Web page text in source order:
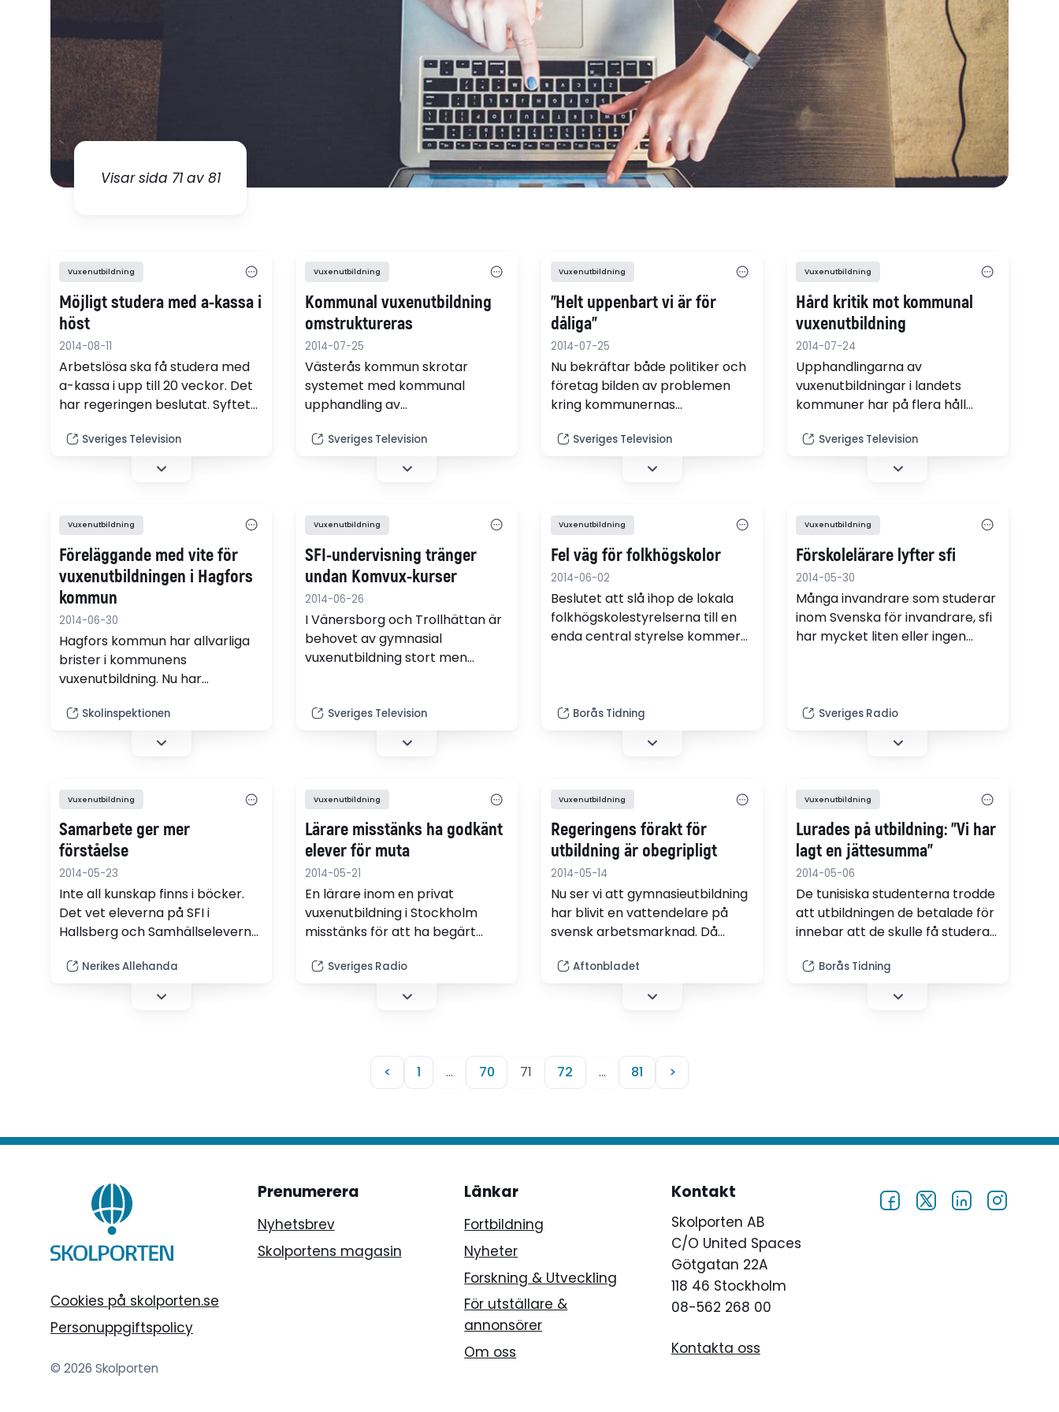
Visar sida 71 av 81
Vuxenutbildning
Möjligt studera med a-kassa i
höst
2014-08-11
Arbetslösa ska få studera med
a-kassa i upp till 20 veckor. Det
har regeringen beslutat. Syftet
mellan jobb och få fler i arbete.
Sveriges Television
Vuxenutbildning
Kommunal vuxenutbildning
omstruktureras
2014-07-25
Västerås kommun skrotar
systemet med kommunal
upphandling av
Istället kommer kommunen att
godkänna alla
välja.
Sveriges Television
Vuxenutbildning
”Helt uppenbart vi är för
dåliga”
2014-07-25
Nu bekräftar både politiker och
företag bilden av problemen
kring kommunernas
landet. Dagens system har stora
Sveriges Television
Vuxenutbildning
Hård kritik mot kommunal
vuxenutbildning
2014-07-24
Upphandlingarna av
vuxenutbildningar i landets
kommuner har på flera håll
förlorat upphandlingen. Kritiken
gäller ett systemfel i
Sveriges Television
Vuxenutbildning
Föreläggande med vite för
vuxenutbildningen i Hagfors
kommun
2014-06-30
Hagfors kommun har allvarliga
brister i kommunens
vuxenutbildning. Nu har
föreläggande med vite på 600
000 kronor om inte kommunen
Skolinspektionen
Vuxenutbildning
SFI-undervisning tränger
undan Komvux-kurser
2014-06-26
I Vänersborg och Trollhättan är
behovet av gymnasial
vuxenutbildning stort men
vuxenutbildning på
grundläggande nivå, vilket gör
att gymnasiekurser får mindre
Sveriges Television
Vuxenutbildning
Fel väg för folkhögskolor
2014-06-02
Beslutet att slå ihop de lokala
folkhögskolestyrelserna till en
enda central styrelse kommer
debattörer.
Borås Tidning
Vuxenutbildning
Förskolelärare lyfter sfi
2014-05-30
Många invandrare som studerar
inom Svenska för invandrare, sfi
har mycket liten eller ingen
förskollärare och
lågstadielärare.
Sveriges Radio
Vuxenutbildning
Samarbete ger mer
förståelse
2014-05-23
Inte all kunskap finns i böcker.
Det vet eleverna på SFI i
Hallsberg och Samhällseleverna
Hallsberg.
Nerikes Allehanda
Vuxenutbildning
Lärare misstänks ha godkänt
elever för muta
2014-05-21
En lärare inom en privat
vuxenutbildning i Stockholm
misstänks för att ha begärt
passera en kurs.
Sveriges Radio
Vuxenutbildning
Regeringens förakt för
utbildning är obegripligt
2014-05-14
Nu ser vi att gymnasieutbildning
har blivit en vattendelare på
svensk arbetsmarknad. Då
vuxenutbildning, skriver
Magdalena Andersson (S), i en
Aftonbladet
Vuxenutbildning
Lurades på utbildning: "Vi har
lagt en jättesumma"
2014-05-06
De tunisiska studenterna trodde
att utbildningen de betalade för
innebar att de skulle få studera
Istället kom de till en
uppdragsutbildning på Fristads
Borås Tidning
< 1 … 70 71 72 … 81 >
Cookies på skolporten.se
Personuppgiftspolicy
© 2026 Skolporten
Prenumerera
Nyhetsbrev
Skolportens magasin
Länkar
Fortbildning
Nyheter
Forskning & Utveckling
För utställare &
annonsörer
Om oss
Kontakt
Skolporten AB
C/O United Spaces
Götgatan 22A
118 46 Stockholm
08-562 268 00
Kontakta oss